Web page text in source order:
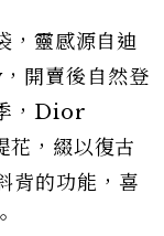
靈感源自迪
開賣後自然登
，Dior
，綴以復古
背的功能，喜